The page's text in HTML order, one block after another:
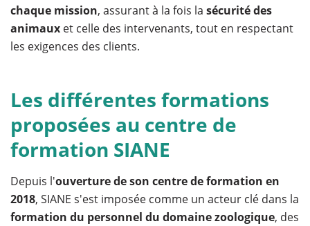
chaque mission, assurant à la fois la sécurité des
animaux et celle des intervenants, tout en respectant
les exigences des clients.
Les différentes formations
proposées au centre de
formation SIANE
Depuis l'ouverture de son centre de formation en
2018, SIANE s'est imposée comme un acteur clé dans la
formation du personnel du domaine zoologique, des